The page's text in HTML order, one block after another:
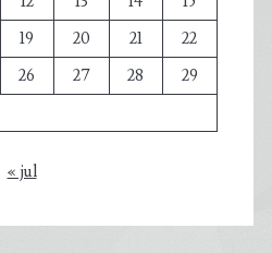
19 20 21
22
26 27 28
29
« jul